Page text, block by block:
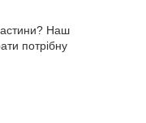
Наш
потрібну